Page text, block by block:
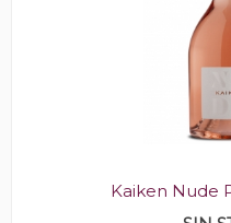
Kaiken Nude